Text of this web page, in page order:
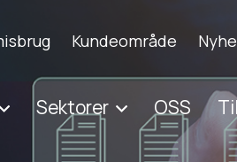
Kundeområde
Sektorer OSS